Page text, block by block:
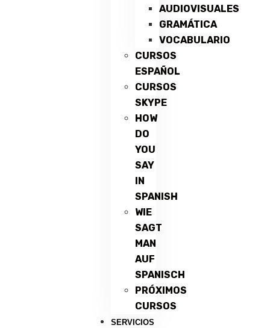
AUDIOVISUALES
GRAMÁTICA
VOCABULARIO
CURSOS
ESPAÑOL
CURSOS
SKYPE
HOW
DO
YOU
SAY
IN
SPANISH
WIE
SAGT
MAN
AUF
SPANISCH
PRÓXIMOS
CURSOS
SERVICIOS